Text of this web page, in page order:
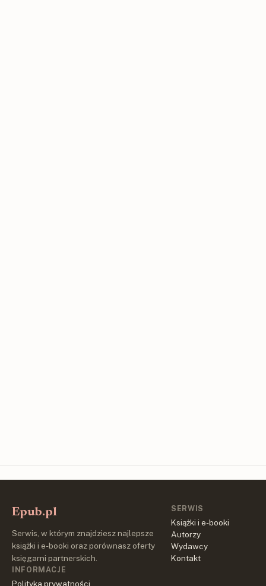
Epub.pl
Serwis, w którym znajdziesz najlepsze
książki i e-booki oraz porównasz oferty
księgarni partnerskich.
SERWIS
Książki i e-booki
Autorzy
Wydawcy
Kontakt
INFORMACJE
Polityka prywatności